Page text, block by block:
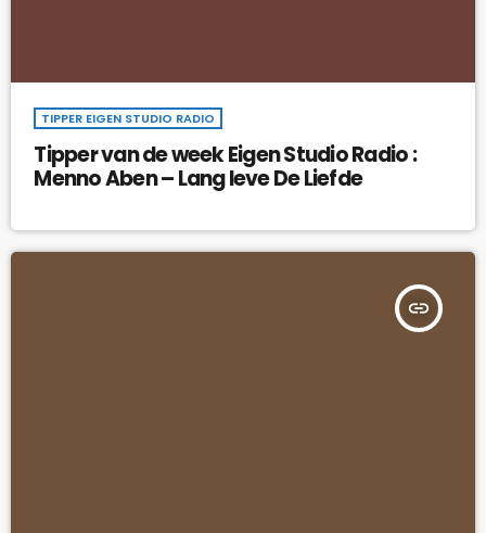
TIPPER EIGEN STUDIO RADIO
Tipper van de week Eigen Studio Radio :
Menno Aben – Lang leve De Liefde
insert_link